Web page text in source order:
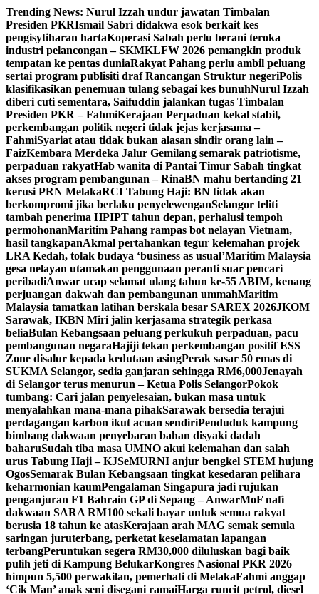
Skip
to
content
Trending News: Nurul Izzah undur jawatan Timbalan
Presiden PKRIsmail Sabri didakwa esok berkait kes
pengisytiharan hartaKoperasi Sabah perlu berani teroka
industri pelancongan – SKMKLFW 2026 pemangkin produk
tempatan ke pentas duniaRakyat Pahang perlu ambil peluang
sertai program publisiti draf Rancangan Struktur negeriPolis
klasifikasikan penemuan tulang sebagai kes bunuhNurul Izzah
diberi cuti sementara, Saifuddin jalankan tugas Timbalan
Presiden PKR – FahmiKerajaan Perpaduan kekal stabil,
perkembangan politik negeri tidak jejas kerjasama –
FahmiSyariat atau tidak bukan alasan sindir orang lain –
FaizKembara Merdeka Jalur Gemilang semarak patriotisme,
perpaduan rakyatHab wanita di Pantai Timur Sabah tingkat
akses program pembangunan – RinaBN mahu bertanding 21
kerusi PRN MelakaRCI Tabung Haji: BN tidak akan
berkompromi jika berlaku penyelewenganSelangor teliti
tambah penerima HPIPT tahun depan, perhalusi tempoh
permohonanMaritim Pahang rampas bot nelayan Vietnam,
hasil tangkapanAkmal pertahankan tegur kelemahan projek
LRA Kedah, tolak budaya ‘business as usual’Maritim Malaysia
gesa nelayan utamakan penggunaan peranti suar pencari
peribadiAnwar ucap selamat ulang tahun ke-55 ABIM, kenang
perjuangan dakwah dan pembangunan ummahMaritim
Malaysia tamatkan latihan berskala besar SAREX 2026JKOM
Sarawak, IKBN Miri jalin kerjasama strategik perkasa
beliaBulan Kebangsaan peluang perkukuh perpaduan, pacu
pembangunan negaraHajiji tekan perkembangan positif ESS
Zone disalur kepada kedutaan asingPerak sasar 50 emas di
SUKMA Selangor, sedia ganjaran sehingga RM6,000Jenayah
di Selangor terus menurun – Ketua Polis SelangorPokok
tumbang: Cari jalan penyelesaian, bukan masa untuk
menyalahkan mana-mana pihakSarawak bersedia terajui
perdagangan karbon ikut acuan sendiriPenduduk kampung
bimbang dakwaan penyebaran bahan disyaki dadah
baharuSudah tiba masa UMNO akui kelemahan dan salah
urus Tabung Haji – KJSeMURNI anjur bengkel STEM hujung
OgosSemarak Bulan Kebangsaan tingkat kesedaran pelihara
keharmonian kaumPengalaman Singapura jadi rujukan
penganjuran F1 Bahrain GP di Sepang – AnwarMoF nafi
dakwaan SARA RM100 sekali bayar untuk semua rakyat
berusia 18 tahun ke atasKerajaan arah MAG semak semula
saringan juruterbang, perketat keselamatan lapangan
terbangPeruntukan segera RM30,000 diluluskan bagi baik
pulih jeti di Kampung BelukarKongres Nasional PKR 2026
himpun 5,500 perwakilan, pemerhati di MelakaFahmi anggap
‘Cik Man’ anak seni disegani ramaiHarga runcit petrol, diesel